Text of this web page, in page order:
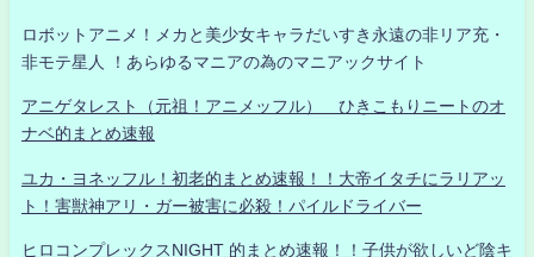
ロボットアニメ！メカと美少女キャラだいすき永遠の非リア充・
非モテ星人 ！あらゆるマニアの為のマニアックサイト
アニゲタレスト（元祖！アニメッフル） ひきこもりニートのオ
ナベ的まとめ速報
ユカ・ヨネッフル！初老的まとめ速報！！大帝イタチにラリアッ
ト！害獣神アリ・ガー被害に必殺！パイルドライバー
ヒロコンプレックスNIGHT 的まとめ速報！！子供が欲しいど陰キ